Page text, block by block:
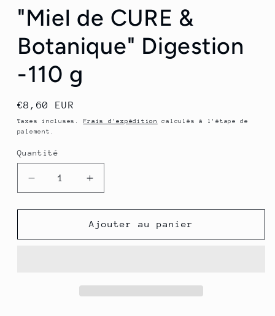
média
1
dans
une
fenêtre
modale
"Miel de CURE &
Botanique" Digestion
-110 g
Prix
habituel
€8,60 EUR
Taxes incluses. Frais d'expédition
calculés à l'étape de
paiement.
Quantité
Quantité
Réduire
la
quantité
&quot;Miel
Augmenter
la
quantité
de
&quot;Miel
Ajouter au panier